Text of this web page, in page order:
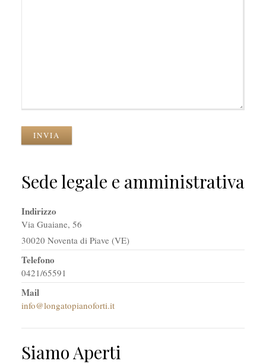
INVIA
Sede legale e amministrativa
Indirizzo
Via Guaiane, 56
30020 Noventa di Piave (VE)
Telefono
0421/65591
Mail
info@longatopianoforti.it
Siamo Aperti